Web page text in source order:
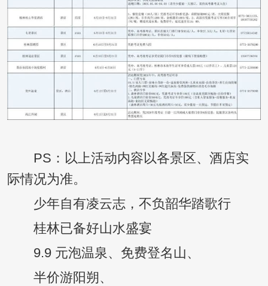
PS：以上活动内容以各景区、酒店实
际情况为准。
少年自有凌云志，不负韶华踏歌行
桂林已备好山水盛宴
9.9 元泡温泉、免费登名山、
半价游阳朔、